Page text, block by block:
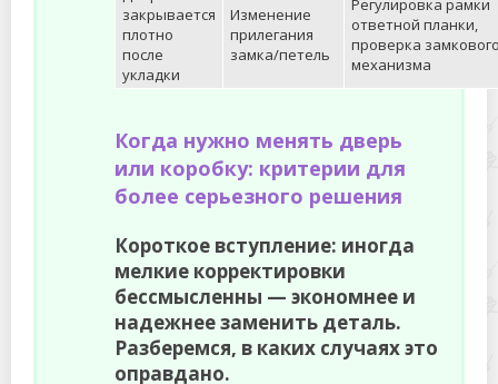
закрывается
плотно
после
укладки
Изменение
прилегания
замка/петель
Регулировка рамки
ответной планки,
проверка
механизма
Когда нужно менять дверь
или коробку: критерии для
более серьезного решения
Короткое вступление: иногда
мелкие корректировки
бессмысленны — экономнее и
надежнее заменить деталь.
Разберемся, в каких случаях это
оправдано.